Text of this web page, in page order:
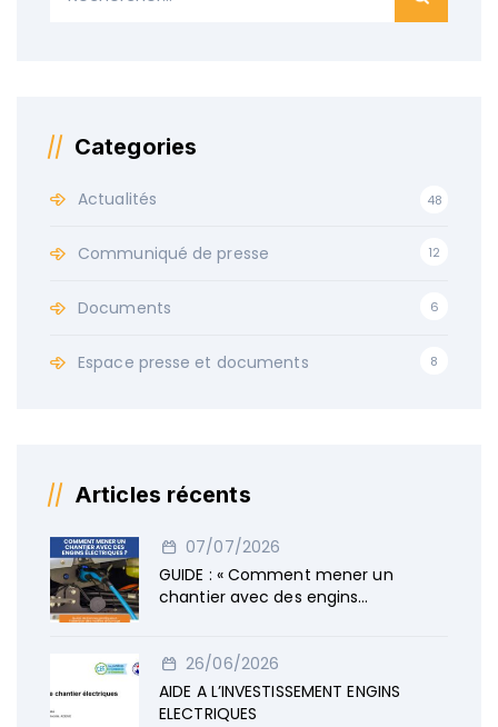
Categories
Actualités 48
Communiqué de presse 12
Documents 6
Espace presse et documents 8
Articles récents
07/07/2026
GUIDE : « Comment mener un
chantier avec des engins
26/06/2026
AIDE A L’INVESTISSEMENT ENGINS
ELECTRIQUES